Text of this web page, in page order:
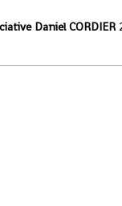
Daniel CORDIER